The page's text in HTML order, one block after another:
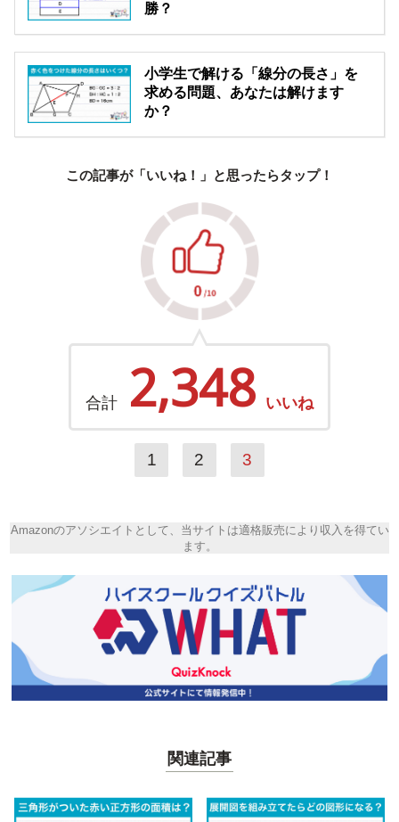
勝？
小学生で解ける「線分の長さ」を
求める問題、あなたは解けます
か？
この記事が「いいね！」と思ったらタップ！
合計 2,348 いいね
1 2 3
Amazonのアソシエイトとして、当サイトは適格販売により収入を得てい
ます。
関連記事